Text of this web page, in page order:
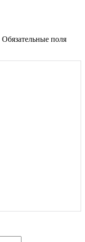
Обязательные поля